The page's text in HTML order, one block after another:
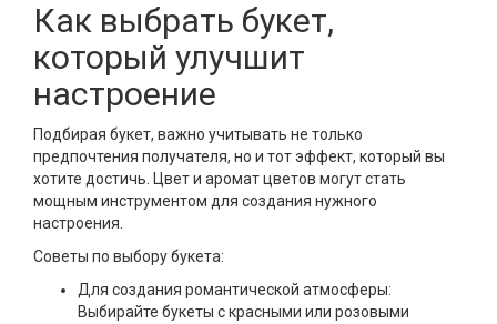
Как выбрать букет,
который улучшит
настроение
Подбирая букет, важно учитывать не только
предпочтения получателя, но и тот эффект, который вы
хотите достичь. Цвет и аромат цветов могут стать
мощным инструментом для создания нужного
настроения.
Советы по выбору букета:
Для создания романтической атмосферы:
Выбирайте букеты с красными или розовыми